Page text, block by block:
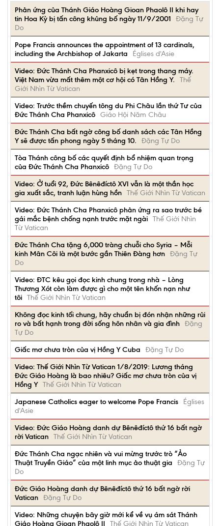
Phản ứng của Thánh Giáo Hoàng Gioan Phaolô II khi hay
tin Hoa Kỳ bị tấn công khủng bố ngày 11/9/2001
Đặng Tự
Do
Pope Francis announces the appointment of 13 cardinals,
including the Archbishop of Jakarta
Églises d'Asie
Video: Đức Thánh Cha Phanxicô bị kẹt trong thang máy.
Việt Nam vừa mất thêm một cơ hội có Tân Hồng Y.
Thế
Giới Nhìn Từ Vatican
Video: Trước thềm chuyến tông du Phi Châu lần thứ Tư của
Đức Thánh Cha Phanxicô Giáo Hội Năm Châu
Đức Thánh Cha bất ngờ công bố danh sách các Tân Hồng
Y sẽ được tấn phong ngày 5 tháng 10.
Đặng Tự Do
Tòa Thánh công bố các quyết định bổ nhiệm quan trọng
của Đức Thánh Cha Phanxicô Đặng Tự Do
Video: Ở tuổi 92, Đức Bênêđíctô XVI vẫn là một thần học
gia xuất sắc, tranh luận hùng hồn Thế Giới Nhìn Từ Vatican
Video: Đức Thánh Cha Phanxicô phản ứng ra sao trước bé
gái mắc bệnh chống nạnh trước mặt ngài Thế Giới Nhìn
Từ Vatican
Đức Thánh Cha tặng 6,000 tràng chuỗi cho Syria – Mỗi
kinh Mân Côi là một bước gần Thiên Đàng hơn Đặng Tự
Do
Video: ĐTC kêu gọi đọc kinh chung trong nhà – Lòng
Thương Xót còn làm được gì cho một tên khốn nạn như
tôi Thế Giới Nhìn Từ Vatican
Không đọc kinh tối chung, hãy chuẩn bị đón nhận những rủi
ro và bất hạnh trong đời sống hôn nhân và gia đình Đặng
Tự Do
Giấc mơ chưa tròn của vị Hồng Y Cuba
Đặng Tự Do
Video: Thế Giới Nhìn Từ Vatican 1/8/2019: Lương tháng
Đức Giáo Hoàng là bao nhiêu? Giấc mơ chưa tròn của vị
Hồng Y Thế Giới Nhìn Từ Vatican
Japanese Catholics eager to welcome Pope Francis
Églises
d'Asie
Video: Đức Giáo Hoàng danh dự Bênêđíctô thứ 16 bất ngờ
rời Vatican Thế Giới Nhìn Từ Vatican
Đức Thánh Cha ngạc nhiên và vui mừng trước trò “Ảo
Thuật Truyền Giáo” của một linh mục ảo thuật gia
Đặng Tự
Do
Đức Giáo Hoàng danh dự Bênêđíctô thứ 16 bất ngờ rời
Vatican Đặng Tự Do
Video: Những chuyện bây giờ mới kể về vụ ám sát Thánh
Giáo Hoàng Gioan Phaolô II
Thế Giới Nhìn Từ Vatican